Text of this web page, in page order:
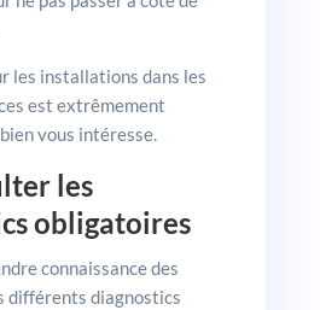
les installations dans les
est extrêmement
vous intéresse.
les
obligatoires
connaissance des
différents diagnostics